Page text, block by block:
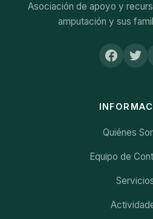
Asociación de apoyo y
amputación y sus
Quiénes
Equipo de